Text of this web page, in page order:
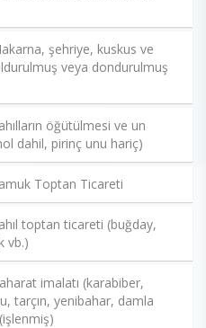
şehriye, kuskus ve
veya dondurulmuş
öğütülmesi ve un
dahil, pirinç unu hariç)
Toptan Ticareti
toptan ticareti (buğday,
vb.)
imalatı (karabiber,
tarçın, yenibahar, damla